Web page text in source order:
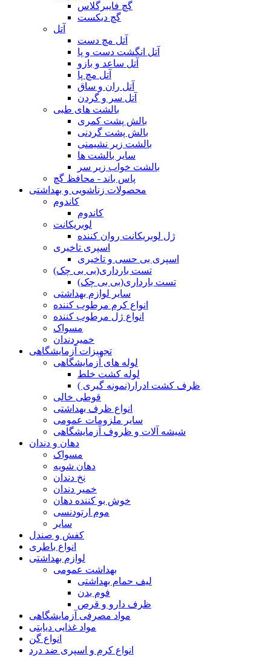
گچ فایبرگلاس
گچ دیکست
آتل
آتل مچ دست
آتل انگشت دست و پا
آتل ساعد و بازو
آتل مچ پا
آتل ران و ساق
آتل سر و گردن
بالشت های طبی
بالش پشت کمری
بالش پشت گردنی
بالشت زیر نشیمنی
سایر بالشت ها
بالشت خواب زیر سر
پاس باند - محافظ گچ
محصولات زناشویی و بهداشتی
کاندوم
کاندوم
لوبریکانت
ژل لوبریکانت روان کننده
اسپری تاخیری
اسپری بی حسی و تاخیری
تست بارداری(بی بی چک)
تست بارداری(بی بی چک)
سایر لوازم بهداشتی
انواع کرم مرطوب کننده
انواع ژل مرطوب کننده
مسواک
خمیردندان
تجهیزات آزمایشگاهی
لوله های آزمایشگاهی
لوله کشت خلط
ظرف کشت ادرار(نمونه گیری )
قوطی خالی
انواع ظرف بهداشتی
سایر ملزومات عمومی
شیشه آلات و ظروف آزمایشگاهی
دهان و دندان
مسواک
دهان شویه
نخ دندان
خمیر دندان
خوش بو کننده دهان
موم ارتودنسی
سایر
کفش و صندل
انواع باطری
لوازم بهداشتی
بهداشت عمومی
لیف حمام بهداشتی
فوم بدن
ظرف دارو و قرص
مواد مصرفی آزمایشگاهی
مواد غذایی دیابتی
انواع گن
انواع کرم و اسپری ضد درد